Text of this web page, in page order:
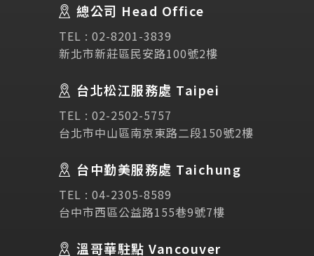
諮詢表單
立即諮詢
講座活動
Testimonial 學生推薦
Links 相關連結
總公司 Head Office
TEL : 02-8201-3839
新北市新莊區民安路100號2樓
台北松江服務處 Taipei
TEL : 02-2502-5757
台北市中山區南京東路二段150號2樓
台中勤美服務處 Taichung
TEL : 04-2305-8589
台中市西區公益路155巷9號7樓
溫哥華駐點 Vancouver